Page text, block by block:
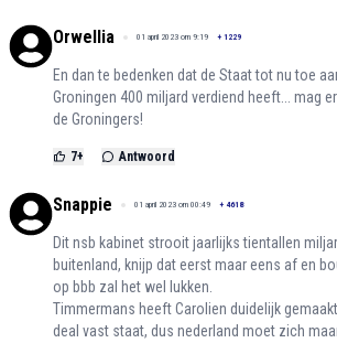
Orwellia 01 april 2023 om 9:19 + 1229
En dan te bedenken dat de Staat tot nu toe
Groningen 400 miljard verdiend heeft... mag
de Groningers!
7+ Antwoord
Snappie 01 april 2023 om 00:49 + 4618
Dit nsb kabinet strooit jaarlijks tientallen
buitenland, knijp dat eerst maar eens af en
op bbb zal het wel lukken.
Timmermans heeft Carolien duidelijk
deal vast staat, dus nederland moet zich